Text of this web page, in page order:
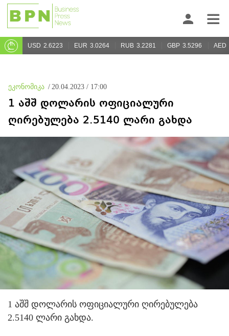
USD 2.6223 EUR 3.0264 RUB 3.2281 GBP 3.5296 AED
ეკონომიკა / 20.04.2023 / 17:00
1 აშშ დოლარის ოფიციალური
ღირებულება 2.5140 ლარი გახდა
1 აშშ დოლარის ოფიციალური ღირებულება
2.5140 ლარი გახდა.